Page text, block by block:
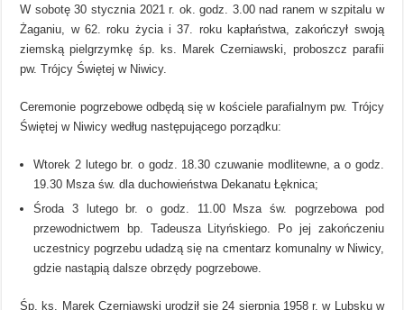
W sobotę 30 stycznia 2021 r. ok. godz. 3.00 nad ranem w szpitalu w
Żaganiu, w 62. roku życia i 37. roku kapłaństwa, zakończył swoją
ziemską pielgrzymkę śp. ks. Marek Czerniawski, proboszcz parafii
pw. Trójcy Świętej w Niwicy.
Ceremonie pogrzebowe odbędą się w kościele parafialnym pw. Trójcy
Świętej w Niwicy według następującego porządku:
Wtorek 2 lutego br. o godz. 18.30 czuwanie modlitewne, a o godz.
19.30 Msza św. dla duchowieństwa Dekanatu Łęknica;
Środa 3 lutego br. o godz. 11.00 Msza św. pogrzebowa pod
przewodnictwem bp. Tadeusza Lityńskiego. Po jej zakończeniu
uczestnicy pogrzebu udadzą się na cmentarz komunalny w Niwicy,
gdzie nastąpią dalsze obrzędy pogrzebowe.
Śp. ks. Marek Czerniawski urodził się 24 sierpnia 1958 r. w Lubsku w